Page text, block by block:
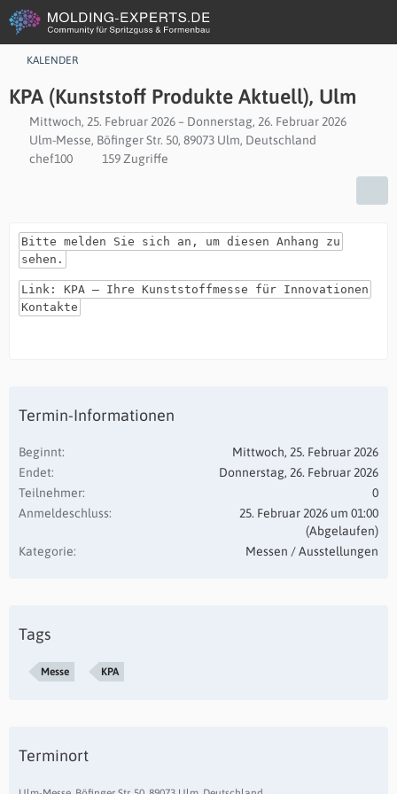
KALENDER
KPA (Kunststoff Produkte Aktuell), Ulm
Mittwoch, 25. Februar 2026 – Donnerstag, 26. Februar 2026
Ulm-Messe, Böfinger Str. 50, 89073 Ulm, Deutschland
chef100
159 Zugriffe
Bitte melden Sie sich an, um diesen Anhang zu
sehen.
Link: KPA – Ihre Kunststoffmesse für Innovationen
Kontakte
Termin-Informationen
Beginnt
Mittwoch, 25. Februar 2026
Endet
Donnerstag, 26. Februar 2026
Teilnehmer
0
Anmeldeschluss
25. Februar 2026 um 01:00
(Abgelaufen)
Kategorie
Messen / Ausstellungen
Tags
Messe KPA
Terminort